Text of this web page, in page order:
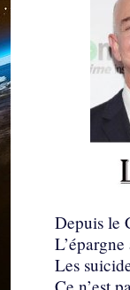
Depuis le
Les